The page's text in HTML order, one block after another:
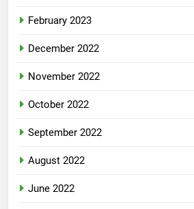
February 2023
December 2022
November 2022
October 2022
September 2022
August 2022
June 2022